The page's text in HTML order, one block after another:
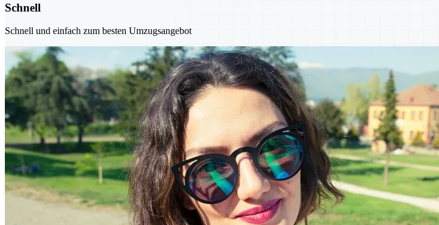
Schnell
Schnell und einfach zum besten Umzugsangebot